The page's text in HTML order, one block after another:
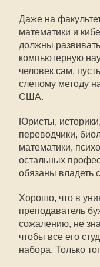
Даже на
математики и
должны
компьютерную
человек сам,
слепому методу
США.
Юристы,
переводчики,
математики,
остальных
обязаны владеть
Хорошо, что в
преподаватель
сожалению, не
чтобы все его
набора. Только